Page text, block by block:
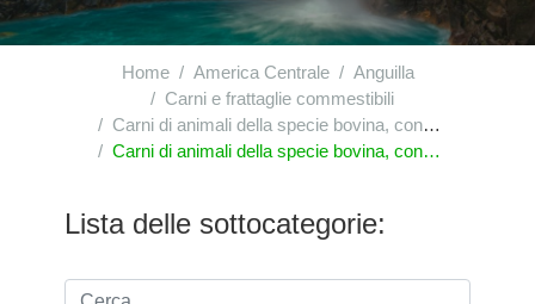
Home America Centrale
Anguilla
Carni e frattaglie commestibili
Carni di animali della specie bovina, congelate
Carni di animali della specie bovina, congelate : altri pezzi non disossati
Lista delle sottocategorie: